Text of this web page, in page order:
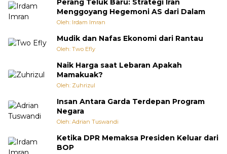
Perang Teluk Baru: Strategi Iran
Menggoyang Hegemoni AS dari Dalam
Oleh: Irdam Imran
Mudik dan Nafas Ekonomi dari Rantau
Oleh: Two Efly
Naik Harga saat Lebaran Apakah
Mamakuak?
Oleh: Zuhrizul
Insan Antara Garda Terdepan Program
Negara
Oleh: Adrian Tuswandi
Ketika DPR Memaksa Presiden Keluar dari
BOP